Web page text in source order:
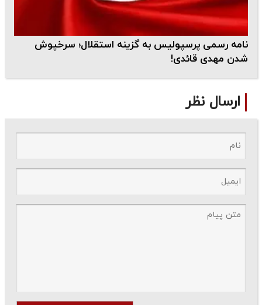
نامه رسمی پرسپولیس به گزینه استقلال؛ سرخپوش
شدن مهدی قائدی!
ارسال نظر